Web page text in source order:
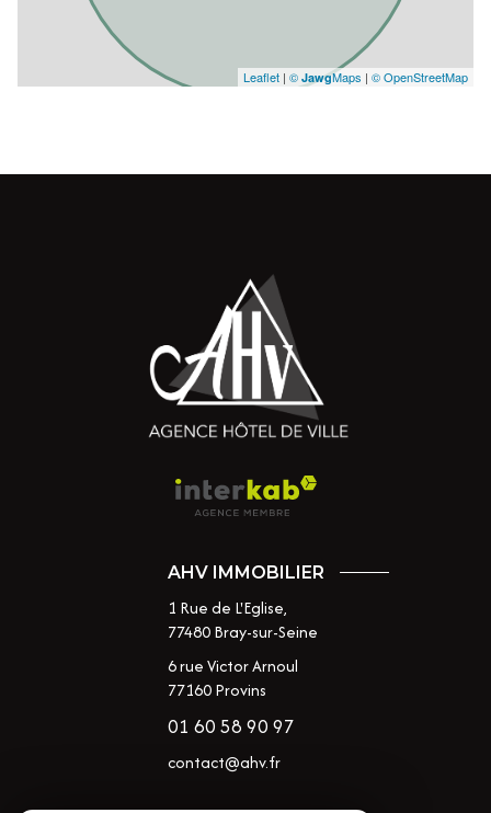
Leaflet | © JawgMaps | © OpenStreetMap
AHV IMMOBILIER
1 Rue de L'Eglise,
77480Bray-sur-Seine
6 rue Victor Arnoul
77160 Provins
01 60 58 90 97
contact@ahv.fr